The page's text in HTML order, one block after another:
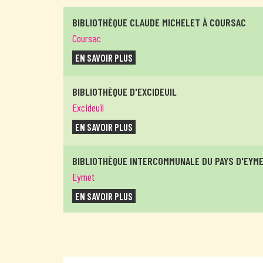
BIBLIOTHÈQUE CLAUDE MICHELET À COURSAC
Coursac
EN SAVOIR PLUS
BIBLIOTHÈQUE D'EXCIDEUIL
Excideuil
EN SAVOIR PLUS
BIBLIOTHÈQUE INTERCOMMUNALE DU PAYS
Eymet
EN SAVOIR PLUS